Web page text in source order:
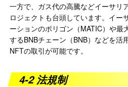
一方で、ガス代の高騰などイーサリ
ロジェクトも台頭しています。イー
ーションのポリゴン（MATIC）や最
するBNBチェーン（BNB）などを活
NFTの取引が可能です。
4-2 法規制